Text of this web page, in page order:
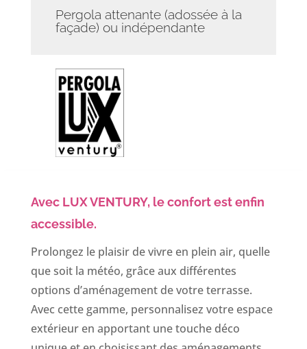
Pergola attenante (adossée à la
façade) ou indépendante
Avec LUX VENTURY, le confort est enfin
accessible.
Prolongez le plaisir de vivre en plein air, quelle
que soit la météo, grâce aux différentes
options d’aménagement de votre terrasse.
Avec cette gamme, personnalisez votre espace
extérieur en apportant une touche déco